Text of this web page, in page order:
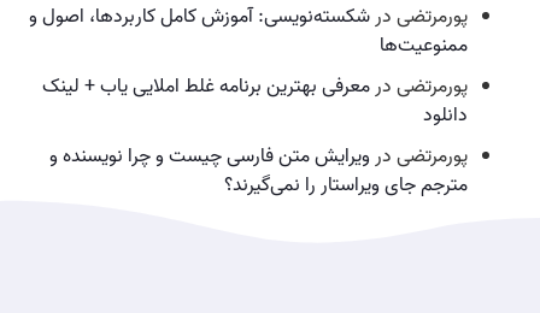
پورمرتضیدرشکسته‌نویسی: آموزش کامل کاربردها، اصول و
ممنوعیت‌ها
پورمرتضیدرمعرفی بهترین برنامه غلط املایی یاب + لینک
دانلود
پورمرتضیدرویرایش متن فارسی چیست و چرا نویسنده و
مترجم جای ویراستار را نمی‌گیرند؟